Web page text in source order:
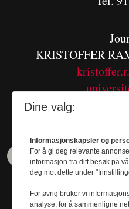
KRISTOFFER
Dine valg:
Informasjonskapsler og
For å gi deg relevante
informasjon fra ditt besøk på
deg mot dette under
For øvrig bruker vi
analyse, for å sammenligne